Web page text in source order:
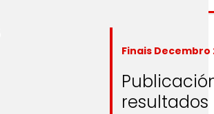
Finais Decembro
resultados